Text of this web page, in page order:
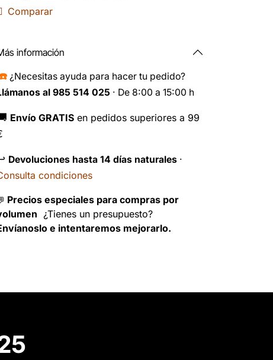
Comparar
información
¿Necesitas ayuda para hacer tu pedido?
al 985 514 025 · De 8:00 a 15:00 h
Envío GRATIS en pedidos superiores a 99
Devoluciones hasta 14 días naturales ·
condiciones
Precios especiales para compras por
¿Tienes un presupuesto?
e intentaremos mejorarlo.